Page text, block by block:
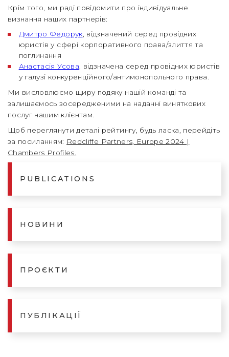
Крім того, ми раді повідомити про індивідуальне
визнання наших партнерів:
Дмитро Федорук , відзначений серед провідних
юристів у сфері корпоративного права/злиття та
поглинання
Анастасія Усова , відзначена серед провідних юристів
у галузі конкуренційного/антимонопольного права.
Ми висловлюємо щиру подяку нашій команді та
залишаємось зосередженими на наданні виняткових
послуг нашим клієнтам.
Щоб переглянути деталі рейтингу, будь ласка, перейдіть
за посиланням: Redcliffe Partners, Europe 2024 |
Chambers Profiles.
PUBLICATIONS
НОВИНИ
ПРОЄКТИ
ПУБЛІКАЦІЇ